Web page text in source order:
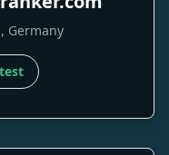
Germany